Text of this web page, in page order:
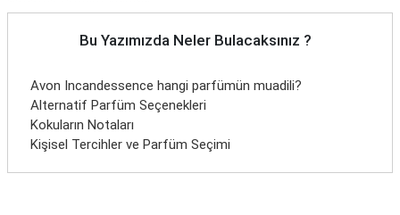
Bu Yazımızda Neler Bulacaksınız ?
Avon Incandessence hangi parfümün muadili?
Alternatif Parfüm Seçenekleri
Kokuların Notaları
Kişisel Tercihler ve Parfüm Seçimi